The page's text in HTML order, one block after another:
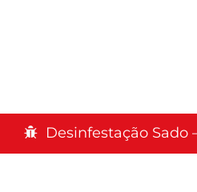
Desinfestação Sado